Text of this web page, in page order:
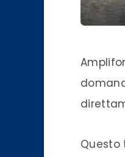
Questo